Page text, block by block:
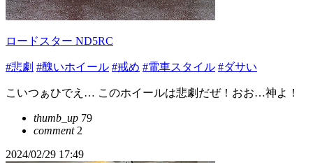
ロードスター ND5RC
#悲劇 #醜いホイール #戒め #電車スタイル #ダサい
こいつぁひでえ… このホイールは悲劇だぜ！おお…神よ！
thumb_up 79
comment2
2024/02/29 17:49